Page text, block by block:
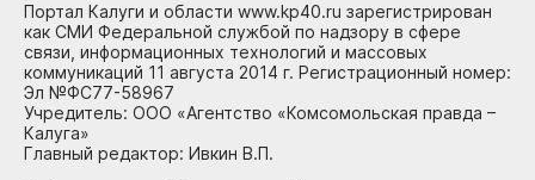
Портал Калуги и области www.kp40.ru зарегистрирован
как СМИ Федеральной службой по надзору в сфере
связи, информационных технологий и массовых
коммуникаций 11 августа 2014 г. Регистрационный номер:
Эл №ФС77-58967
Учредитель: ООО «Агентство «Комсомольская правда –
Калуга»
Главный редактор: Ивкин В.П.